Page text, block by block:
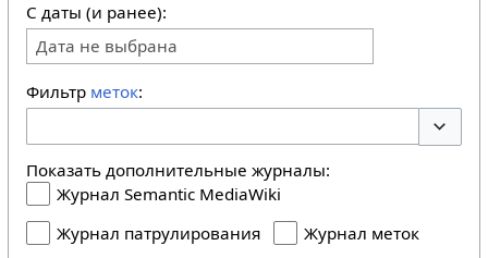
С даты (и ранее):
Дата не выбрана
Фильтр меток:
Показать дополнительные журналы:
Журнал Semantic MediaWiki
Журнал патрулирования
Журнал меток